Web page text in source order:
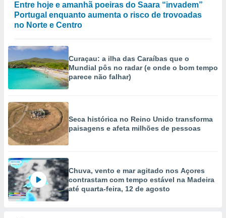
Entre hoje e amanhã poeiras do Saara “invadem”
Portugal enquanto aumenta o risco de trovoadas
no Norte e Centro
Curaçau: a ilha das Caraíbas que o
Mundial pôs no radar (e onde o bom tempo
parece não falhar)
Seca histórica no Reino Unido transforma
paisagens e afeta milhões de pessoas
Chuva, vento e mar agitado nos Açores
contrastam com tempo estável na Madeira
até quarta-feira, 12 de agosto